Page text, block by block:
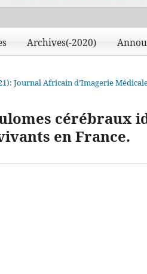
Archives(-2020)
Journal Africain d’Imagerie
cérébraux
en France.